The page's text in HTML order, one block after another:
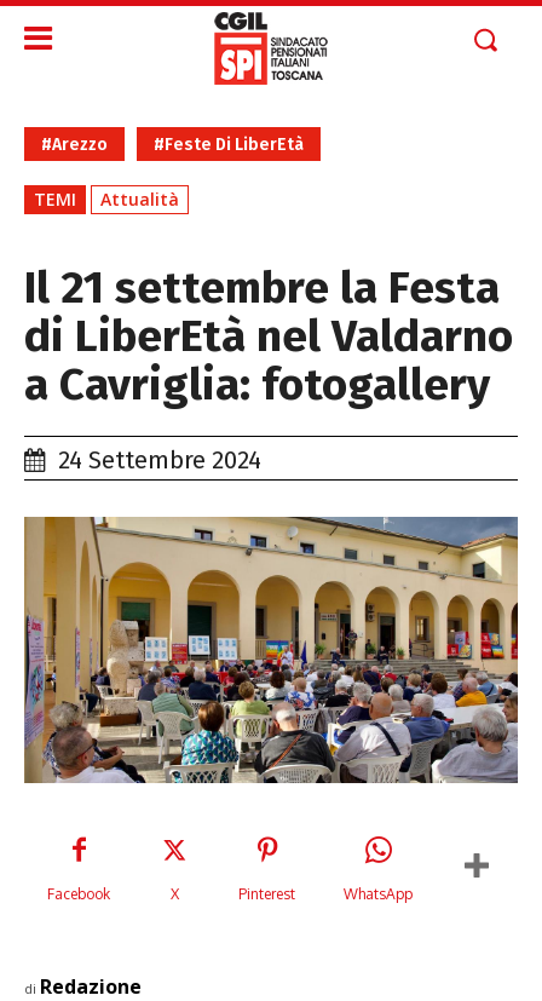
#Arezzo #Feste Di LiberEtà
TEMI Attualità
Il 21 settembre la Festa
di LiberEtà nel Valdarno
a Cavriglia: fotogallery
24 Settembre 2024
Facebook X Pinterest WhatsApp
di Redazione